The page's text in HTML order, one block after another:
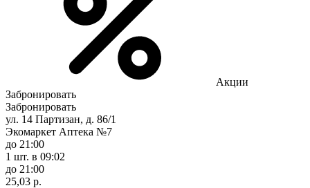
Акции
Забронировать
Забронировать
ул. 14 Партизан, д. 86/1
Экомаркет Аптека №7
до 21:00
1 шт. в 09:02
до 21:00
25,03 р.